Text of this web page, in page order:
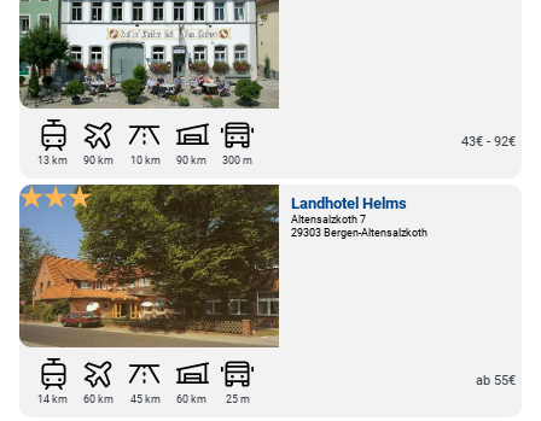
13 km 90 km 10 km 90 km 300 m
43€ - 92€
Landhotel Helms
Altensalzkoth 7
29303 Bergen-Altensalzkoth
14 km 60 km 45 km 60 km 25 m
ab 55€